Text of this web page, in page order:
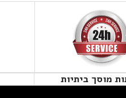
מוסך ביתיות